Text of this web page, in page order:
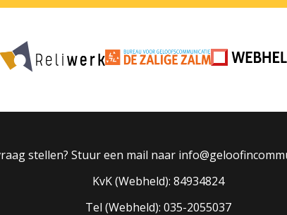
stellen? Stuur een mail naar
KvK (Webheld): 84934824
Tel (Webheld): 035-2055037